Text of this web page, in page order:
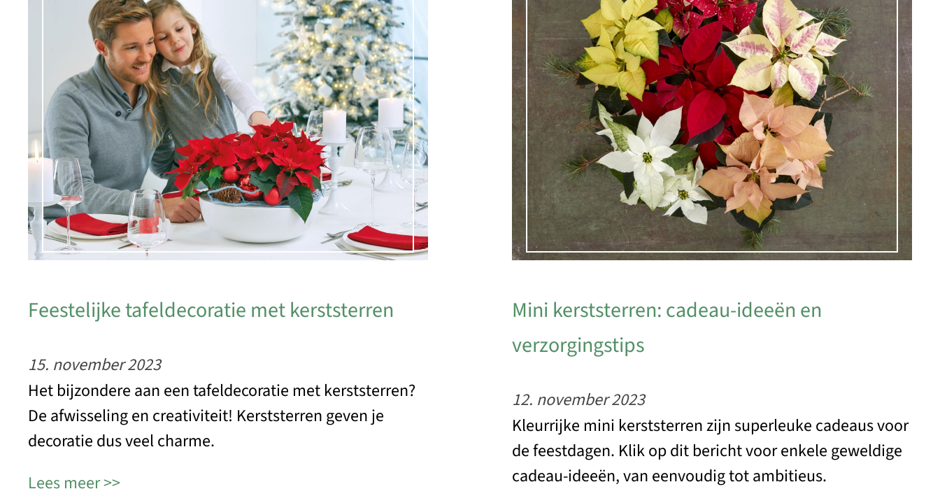
Feestelijke tafeldecoratie met kerststerren
15. november 2023
Het bijzondere aan een tafeldecoratie met kerststerren?
De afwisseling en creativiteit! Kerststerren geven je
decoratie dus veel charme.
Lees meer
Mini kerststerren: cadeau-ideeën en
verzorgingstips
12. november 2023
Kleurrijke mini kerststerren zijn superleuke cadeaus voor
de feestdagen. Klik op dit bericht voor enkele geweldige
cadeau-ideeën, van eenvoudig tot ambitieus.